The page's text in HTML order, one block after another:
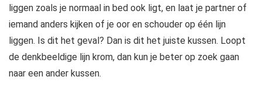
liggen zoals je normaal in bed ook ligt, en laat je partner of
iemand anders kijken of je oor en schouder op één lijn
liggen. Is dit het geval? Dan is dit het juiste kussen. Loopt
de denkbeeldige lijn krom, dan kun je beter op zoek gaan
naar een ander kussen.